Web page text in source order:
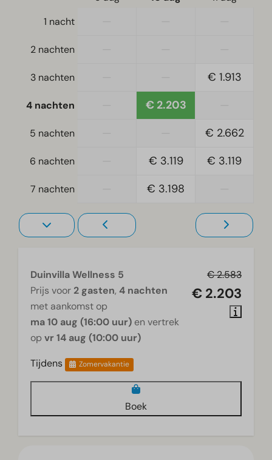
Inductiekookplaat
Koelkast met vriesvak
Vaatwasser(s)
Ligging
Eenpersoonsbed(den): 5
Slaapkamer(s) boven: 2
Slaapkamer(s) beneden: 1
Airco (aantal): 2
Vloerverwarming beneden
Wellness
Infraroodsauna
Televisie
1 nacht
2 nachten
3 nachten € 1.913
4 nachten € 2.203
5 nachten € 2.662
6 nachten € 3.119 € 3.119
7 nachten € 3.198
€ 2.583
€ 2.203
Duinvilla Wellness 5
Prijs voor 2 gasten, 4 nachten
met aankomst op
ma 10 aug (16:00 uur) en vertrek
op vr 14 aug (10:00 uur)
Tijdens
Zomervakantie
Boek